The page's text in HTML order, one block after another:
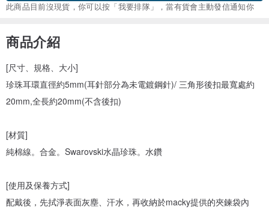
此商品目前沒現貨，你可以按「我要排隊」，當有貨會主動發信通知你
商品介紹
[尺寸、規格、大小]
珍珠耳環直徑約5mm(耳針部分為未電鍍鋼針)/ 三角形後扣最寬處約
20mm,全長約20mm(不含後扣)
[材質]
純棉線。合金。Swarovski水晶珍珠。水鑽
[使用及保養方式]
配戴後，先拭淨表面灰塵、汗水，再收納於macky提供的夾鍊袋內